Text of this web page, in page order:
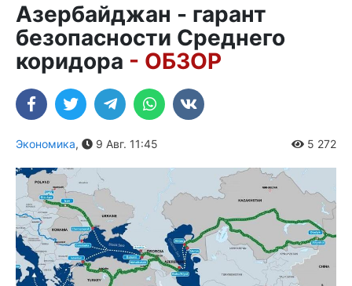
Азербайджан - гарант
безопасности Среднего
коридора - ОБЗОР
Экономика, 9 Авг. 11:45 5 272